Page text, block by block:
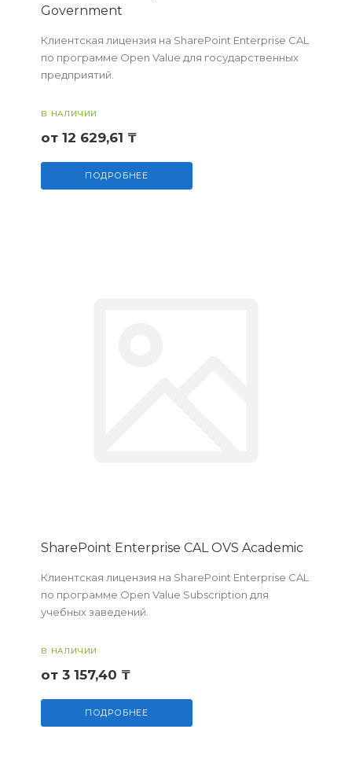
Government
Клиентская лицензия на SharePoint Enterprise CAL
по программе Open Value для государственных
предприятий.
В НАЛИЧИИ
от 12 629,61 ₸
ПОДРОБНЕЕ
SharePoint Enterprise CAL OVS Academic
Клиентская лицензия на SharePoint Enterprise CAL
по программе Open Value Subscription для
учебных заведений.
В НАЛИЧИИ
от 3 157,40 ₸
ПОДРОБНЕЕ